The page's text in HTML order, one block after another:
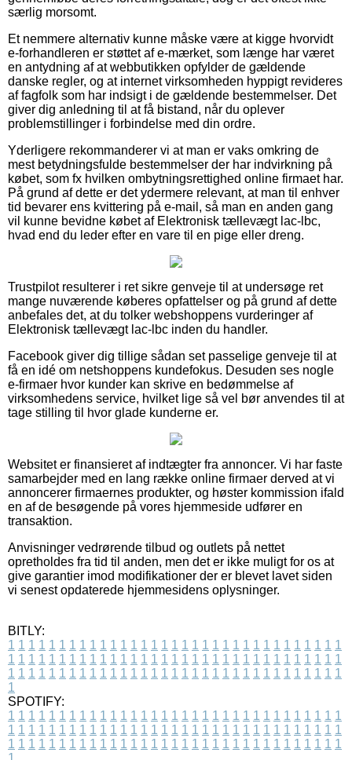
særlig morsomt.
Et nemmere alternativ kunne måske være at kigge hvorvidt
e-forhandleren er støttet af e-mærket, som længe har været
en antydning af at webbutikken opfylder de gældende
danske regler, og at internet virksomheden hyppigt revideres
af fagfolk som har indsigt i de gældende bestemmelser. Det
giver dig anledning til at få bistand, når du oplever
problemstillinger i forbindelse med din ordre.
Yderligere rekommanderer vi at man er vaks omkring de
mest betydningsfulde bestemmelser der har indvirkning på
købet, som fx hvilken ombytningsrettighed online firmaet har.
På grund af dette er det ydermere relevant, at man til enhver
tid bevarer ens kvittering på e-mail, så man en anden gang
vil kunne bevidne købet af Elektronisk tællevægt lac-lbc,
hvad end du leder efter en vare til en pige eller dreng.
Trustpilot resulterer i ret sikre genveje til at undersøge ret
mange nuværende køberes opfattelser og på grund af dette
anbefales det, at du tolker webshoppens vurderinger af
Elektronisk tællevægt lac-lbc inden du handler.
Facebook giver dig tillige sådan set passelige genveje til at
få en idé om netshoppens kundefokus. Desuden ses nogle
e-firmaer hvor kunder kan skrive en bedømmelse af
virksomhedens service, hvilket lige så vel bør anvendes til at
tage stilling til hvor glade kunderne er.
Websitet er finansieret af indtægter fra annoncer. Vi har faste
samarbejder med en lang række online firmaer derved at vi
annoncerer firmaernes produkter, og høster kommission ifald
en af de besøgende på vores hjemmeside udfører en
transaktion.
Anvisninger vedrørende tilbud og outlets på nettet
opretholdes fra tid til anden, men det er ikke muligt for os at
give garantier imod modifikationer der er blevet lavet siden
vi senest opdaterede hjemmesidens oplysninger.
BITLY:
1 1 1 1 1 1 1 1 1 1 1 1 1 1 1 1 1 1 1 1 1 1 1 1 1 1 1 1 1 1 1 1 1
1 1 1 1 1 1 1 1 1 1 1 1 1 1 1 1 1 1 1 1 1 1 1 1 1 1 1 1 1 1 1 1 1
1 1 1 1 1 1 1 1 1 1 1 1 1 1 1 1 1 1 1 1 1 1 1 1 1 1 1 1 1 1 1 1 1
1
SPOTIFY:
1 1 1 1 1 1 1 1 1 1 1 1 1 1 1 1 1 1 1 1 1 1 1 1 1 1 1 1 1 1 1 1 1
1 1 1 1 1 1 1 1 1 1 1 1 1 1 1 1 1 1 1 1 1 1 1 1 1 1 1 1 1 1 1 1 1
1 1 1 1 1 1 1 1 1 1 1 1 1 1 1 1 1 1 1 1 1 1 1 1 1 1 1 1 1 1 1 1 1